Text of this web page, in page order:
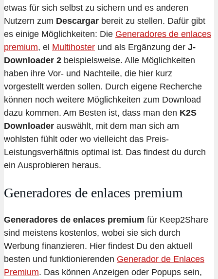
etwas für sich selbst zu sichern und es anderen
Nutzern zum Descargar bereit zu stellen. Dafür gibt
es einige Möglichkeiten: Die Generadores de enlaces
premium, el Multihoster und als Ergänzung der J-
Downloader 2 beispielsweise. Alle Möglichkeiten
haben ihre Vor- und Nachteile, die hier kurz
vorgestellt werden sollen. Durch eigene Recherche
können noch weitere Möglichkeiten zum Download
dazu kommen. Am Besten ist, dass man den K2S
Downloader auswählt, mit dem man sich am
wohlsten fühlt oder wo vielleicht das Preis-
Leistungsverhältnis optimal ist. Das findest du durch
ein Ausprobieren heraus.
Generadores de enlaces premium
Generadores de enlaces premium für Keep2Share
sind meistens kostenlos, wobei sie sich durch
Werbung finanzieren. Hier findest Du den aktuell
besten und funktionierenden Generador de Enlaces
Premium. Das können Anzeigen oder Popups sein,